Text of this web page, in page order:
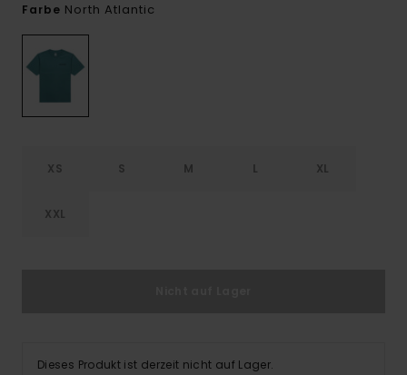
Farbe North Atlantic
XS S M L XL
XXL
Dieses Produkt ist derzeit nicht auf Lager.